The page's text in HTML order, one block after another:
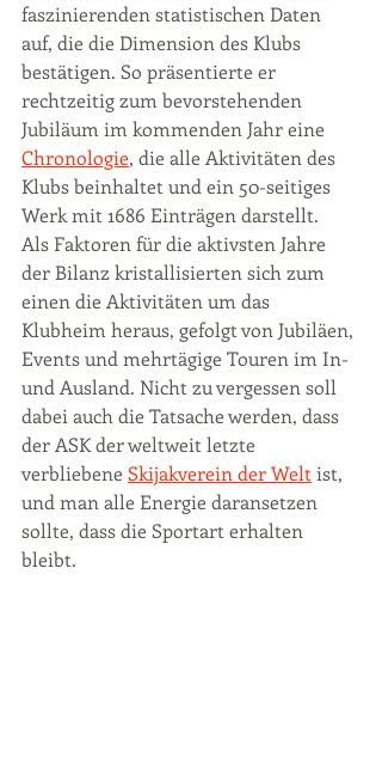
faszinierenden statistischen Daten
auf, die die Dimension des Klubs
bestätigen. So präsentierte er
rechtzeitig zum bevorstehenden
Jubiläum im kommenden Jahr eine
Chronologie, die alle Aktivitäten des
Klubs beinhaltet und ein 50-seitiges
Werk mit 1686 Einträgen darstellt.
Als Faktoren für die aktivsten Jahre
der Bilanz kristallisierten sich zum
einen die Aktivitäten um das
Klubheim heraus, gefolgt von Jubiläen,
Events und mehrtägige Touren im In-
und Ausland. Nicht zu vergessen soll
dabei auch die Tatsache werden, dass
der ASK der weltweit letzte
verbliebene Skijakverein der Welt ist,
und man alle Energie daransetzen
sollte, dass die Sportart erhalten
bleibt.